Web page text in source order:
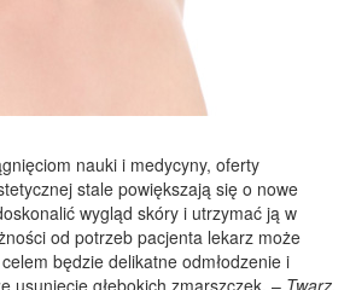
nauki i medycyny, oferty
stale powiększają się o nowe
wygląd skóry i utrzymać ją w
od potrzeb pacjenta lekarz może
będzie delikatne odmłodzenie i
usunięcie głębokich zmarszczek. – Twarz,